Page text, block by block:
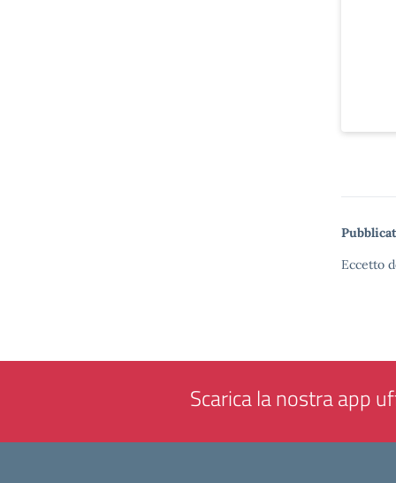
Eccetto
Scarica la nostra app